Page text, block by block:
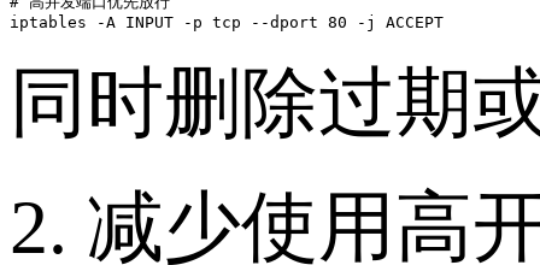
iptables -A INPUT -p tcp --dport 80 -j ACCEPT
同时删除过期
2. 减少使用高